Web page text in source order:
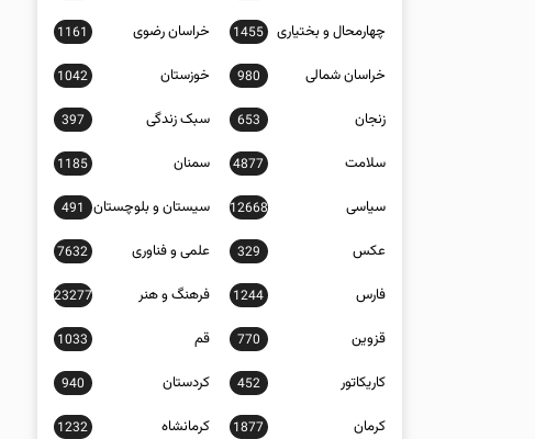
چهارمحال و بختیاری 1455 خراسان رضوی 1161
خراسان شمالی 980 خوزستان 1042
زنجان 653 سبک زندگی 397
سلامت 4877 سمنان 1185
سیاسی 12668 سیستان و بلوچستان 491
عکس 329 علمی و فناوری 7632
فارس 1244 فرهنگ و هنر 23277
قزوین 770 قم 1033
کاریکاتور 452 کردستان 940
کرمان 1877 کرمانشاه 1232